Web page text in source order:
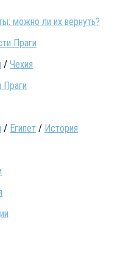
можно ли их вернуть?
/ Чехия
Праги
/ Египет / История